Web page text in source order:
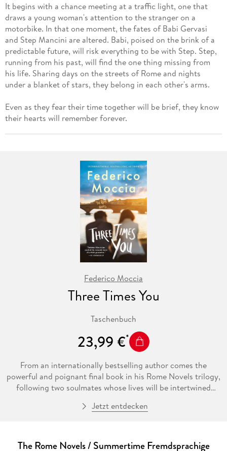
It begins with a chance meeting at a traffic light, one that
draws a young woman's attention to the stranger on a
motorbike. In that one moment, the fates of Babi Gervasi
and Step Mancini are altered. Babi, poised on the brink of a
predictable future, will risk everything to be with Step. Step,
running from his past, will find the one thing missing from
his life. Sharing days on the streets of Rome and nights
under a blanket of stars, they belong in each other's arms.
Even as they fear their time together will be brief, they know
their hearts will remember forever.
Federico Moccia
Three Times You
Taschenbuch
23,99 €
From an internationally bestselling author comes the
powerful and poignant final book in his Rome Novels trilogy,
following two soulmates whose lives will be intertwined
Years.
He has succeeded beyond his wildest dreams as a television
Jetzt entdecken
The Rome Novels / Summertime Fremdsprachige